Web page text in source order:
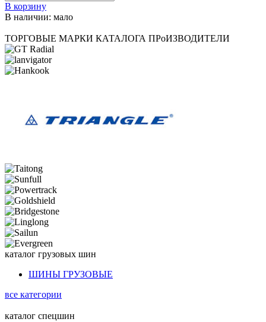
В корзину
В наличии: мало
ТОРГОВЫЕ МАРКИ КАТАЛОГА ПРоИЗВОДИТЕЛИ
каталог грузовых шин
ШИНЫ ГРУЗОВЫЕ
все категории
каталог спецшин